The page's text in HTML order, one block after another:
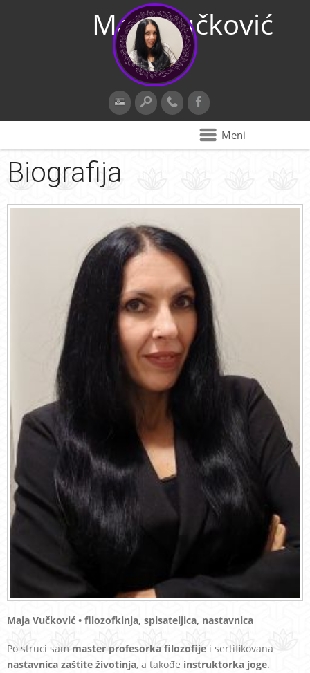
Maja Vučković
Meni
Biografija
Maja Vučković • filozofkinja, spisateljica, nastavnica
Po struci sam master profesorka filozofije i sertifikovana
nastavnica zaštite životinja, a takođe instruktorka joge.